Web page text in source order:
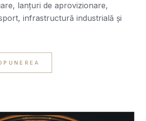
lanțuri de aprovizionare,
infrastructură industrială și